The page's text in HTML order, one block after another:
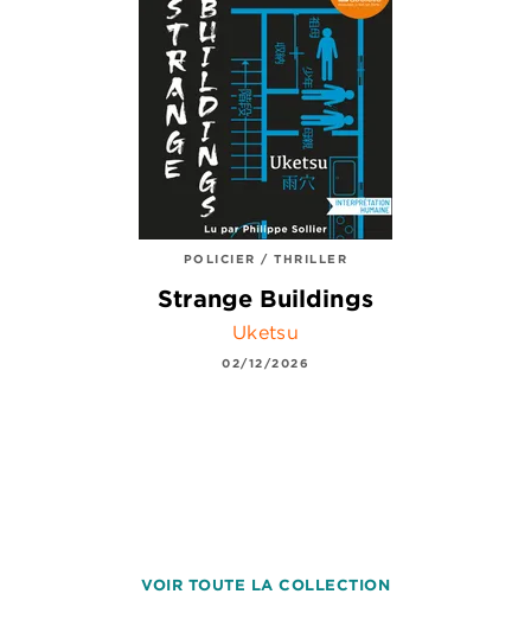
POLICIER / THRILLER
Strange Buildings
Uketsu
02/12/2026
VOIR TOUTE LA COLLECTION